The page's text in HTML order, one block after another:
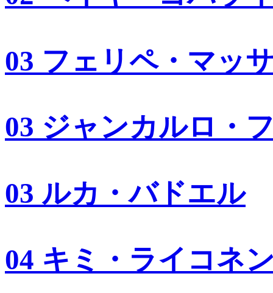
03 フェリペ・マッ
03 ジャンカルロ・
03 ルカ・バドエル
04 キミ・ライコネ